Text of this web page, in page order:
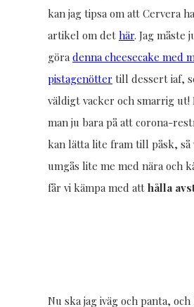
kan jag tipsa om att Cervera
artikel om det här. Jag måste
göradenna cheesecake med
pistagenötter till dessert iaf,
väldigt vacker och smarrig ut!
man ju bara på att corona-
kan lätta lite fram till påsk, så
umgås lite me med nära och
får vi kämpa med att hålla
Nu ska jag iväg och panta,